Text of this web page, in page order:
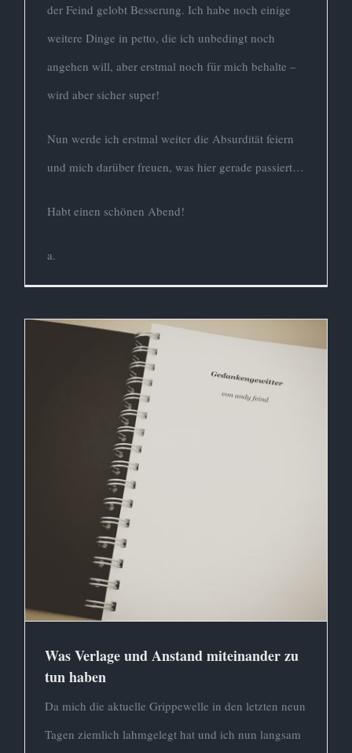
der Feind gelobt Besserung. Ich habe noch einige
weitere Dinge in petto, die ich unbedingt noch
angehen will, aber erstmal noch für mich behalte –
wird aber sicher super!
Nun werde ich erstmal weiter die Absurdität feiern
und mich darüber freuen, was hier gerade passiert…
Habt einen schönen Abend!
a.
Was Verlage und Anstand
miteinander zu tun haben
Was Verlage und Anstand miteinander zu
tun haben
Da mich die aktuelle Grippewelle in den letzten neun
Tagen ziemlich lahmgelegt hat und ich nun langsam